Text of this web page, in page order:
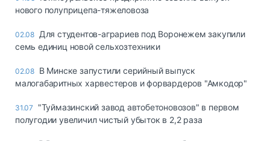
нового полуприцепа-тяжеловоза
02.08 Для студентов-аграриев под Воронежем закупили
семь единиц новой сельхозтехники
02.08 В Минске запустили серийный выпуск
малогабаритных харвестеров и форвардеров "Амкодор"
31.07
"Туймазинский завод автобетоновозов" в первом
полугодии увеличил чистый убыток в 2,2 раза